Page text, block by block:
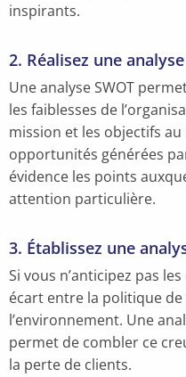
inspirants.
2. Réalisez une analyse
Une analyse SWOT
les faiblesses de
mission et les objectifs
opportunités générées
évidence les points
attention particulière.
3. Établissez une
Si vous n’anticipez pas
écart entre la politique de
l’environnement. Une
permet de combler ce
la perte de clients.